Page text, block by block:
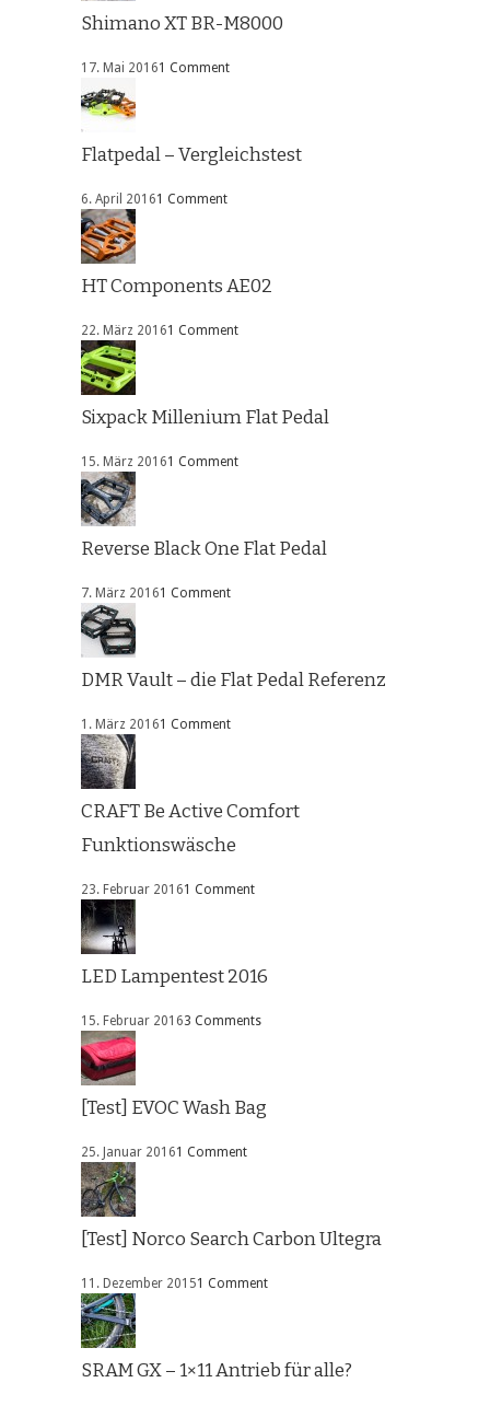
Shimano XT BR-M8000
17. Mai 20161 Comment
Flatpedal – Vergleichstest
6. April 20161 Comment
HT Components AE02
22. März 20161 Comment
Sixpack Millenium Flat Pedal
15. März 20161 Comment
Reverse Black One Flat Pedal
7. März 20161 Comment
DMR Vault – die Flat Pedal Referenz
1. März 20161 Comment
CRAFT Be Active Comfort
Funktionswäsche
23. Februar 20161 Comment
LED Lampentest 2016
15. Februar 20163 Comments
[Test] EVOC Wash Bag
25. Januar 20161 Comment
[Test] Norco Search Carbon Ultegra
11. Dezember 20151 Comment
SRAM GX – 1×11 Antrieb für alle?